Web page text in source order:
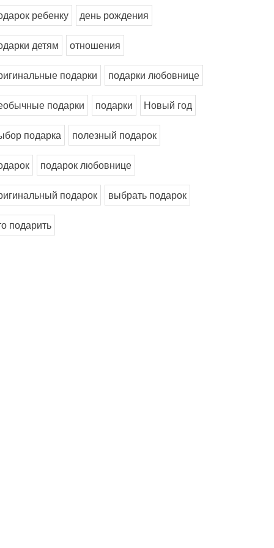
ребенку день рождения
детям отношения
подарки подарки любовнице
подарки подарки Новый год
подарка полезный подарок
подарок любовнице
подарок выбрать подарок
подарить